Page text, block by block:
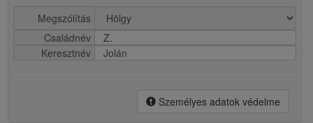
Megszólítás
Családnév
Z.
Keresztnév
Jolán
Személyes adatok védelme